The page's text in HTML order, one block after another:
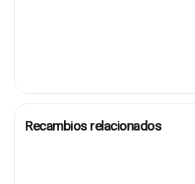
Recambios relacionados